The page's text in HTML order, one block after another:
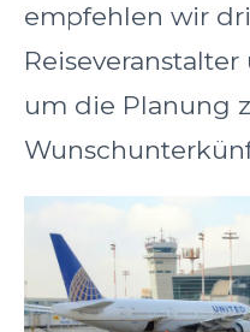
empfehlen wir
um die Planung